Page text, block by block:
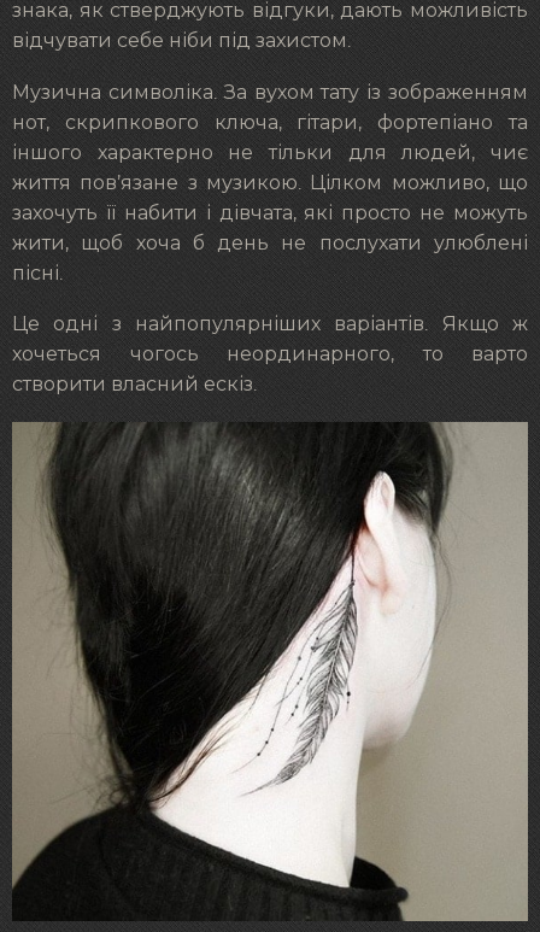
знака, як стверджують відгуки, дають можливість
відчувати себе ніби під захистом.
Музична символіка. За вухом тату із зображенням
нот, скрипкового ключа, гітари, фортепіано та
іншого характерно не тільки для людей, чиє
життя пов’язане з музикою. Цілком можливо, що
захочуть її набити і дівчата, які просто не можуть
жити, щоб хоча б день не послухати улюблені
пісні.
Це одні з найпопулярніших варіантів. Якщо ж
хочеться чогось неординарного, то варто
створити власний ескіз.